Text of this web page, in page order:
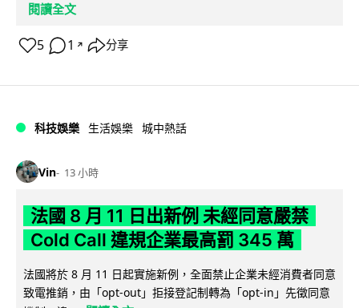
閱讀全文
5 1 ↗ 分享
科技娛樂 生活娛樂 城中熱話
Vin 13 小時
法國 8 月 11 日出新例 未經同意嚴禁
Cold Call 違規企業最高罰 345 萬
法國將於 8 月 11 日起實施新例，全面禁止企業未經消費者同意
致電推銷，由「opt-out」拒接登記制轉為「opt-in」先徵同意